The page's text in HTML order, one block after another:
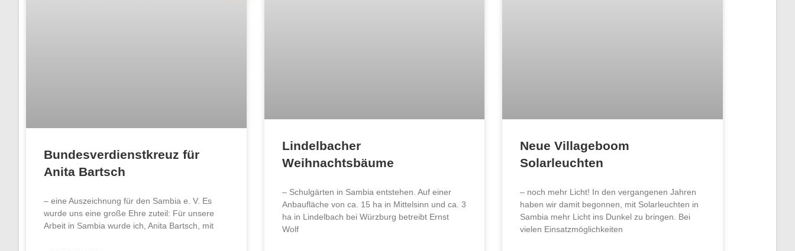
Bundesverdienstkreuz für
Anita Bartsch
– eine Auszeichnung für den Sambia e. V. Es
wurde uns eine große Ehre zuteil: Für unsere
Arbeit in Sambia wurde ich, Anita Bartsch, mit
Lindelbacher
Weihnachtsbäume
– Schulgärten in Sambia entstehen. Auf einer
Anbaufläche von ca. 15 ha in Mittelsinn und ca. 3
ha in Lindelbach bei Würzburg betreibt Ernst
Wolf
Neue Villageboom
Solarleuchten
– noch mehr Licht! In den vergangenen Jahren
haben wir damit begonnen, mit Solarleuchten in
Sambia mehr Licht ins Dunkel zu bringen. Bei
vielen Einsatzmöglichkeiten